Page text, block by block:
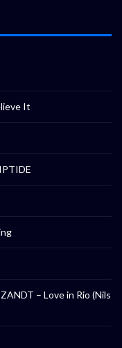
It
– Love in Rio (Nils